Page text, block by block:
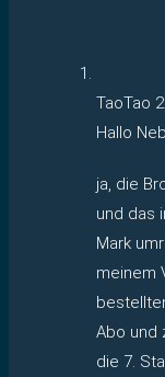
TaoTao
Hallo
ja, die
und das
Mark
meinem
Abo und
die 7.